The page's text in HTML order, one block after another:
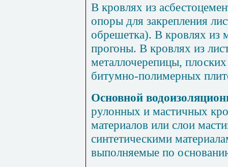
В кровлях из
опоры для закрепления
обрешетка). В кровлях из
прогоны. В кровлях из
металлочерепицы,
битумно-полимерных
Основной
рулонных и мастичных
материалов или слои
синтетическими
выполняемые по